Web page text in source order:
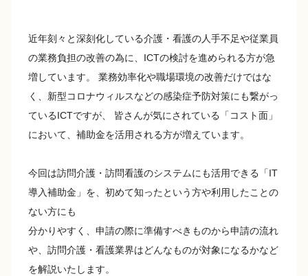
近年刻々と深刻化している介護・看護の人手不足や従業員
の業務負担の改善の為に、ICTの検討を進められる方が急
増しています。 業務効率化や職場環境の改善だけではな
く、新型コロナウィルスなどの感染症予防対策にも繋がっ
ているICTですが、 皆さんが気にされている「コスト面」
において、補助金を活用される方が増えています。
今回は訪問介護・訪問看護のシステムにも活用できる「IT
導入補助金」を、初めて知ったという方や利用したことの
ない方にも
分かりやすく、申請の際に準備すべきものから申請の流れ
や、訪問介護・看護業界はどんなものが対象になるかなど
を解説いたします。